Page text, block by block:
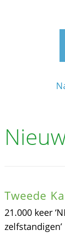
Tweede
21.000 keer
zelfstandigen’